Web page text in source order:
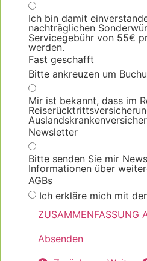
Ich bin damit
nachträglichen
Servicegebühr von 55€
werden.
Fast geschafft
Bitte ankreuzen um
Mir ist bekannt, dass im
Newsletter
Bitte senden Sie mir
Informationen über
AGBs
Ich erkläre mich mit
ZUSAMMENFASSUNG
Absenden